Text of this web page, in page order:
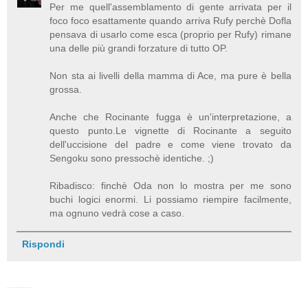
Per me quell'assemblamento di gente arrivata per il
foco foco esattamente quando arriva Rufy perchè Dofla
pensava di usarlo come esca (proprio per Rufy) rimane
una delle più grandi forzature di tutto OP.
Non sta ai livelli della mamma di Ace, ma pure è bella
grossa.
Anche che Rocinante fugga è un'interpretazione, a
questo punto.Le vignette di Rocinante a seguito
dell'uccisione del padre e come viene trovato da
Sengoku sono pressochè identiche. ;)
Ribadisco: finchè Oda non lo mostra per me sono
buchi logici enormi. Li possiamo riempire facilmente,
ma ognuno vedrà cose a caso.
Rispondi